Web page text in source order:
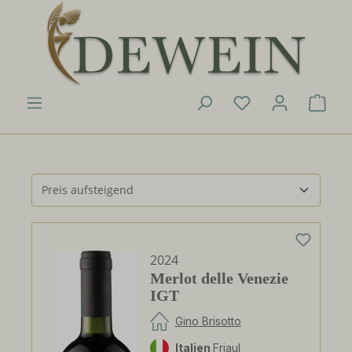
Zum Hauptinhalt springen
Du hast 0
2024
Merlot delle Venezie
IGT
Gino Brisotto
Italien Friaul